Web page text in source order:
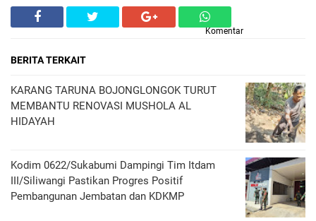
Komentar
BERITA TERKAIT
KARANG TARUNA BOJONGLONGOK TURUT
MEMBANTU RENOVASI MUSHOLA AL
HIDAYAH
Kodim 0622/Sukabumi Dampingi Tim Itdam
III/Siliwangi Pastikan Progres Positif
Pembangunan Jembatan dan KDKMP